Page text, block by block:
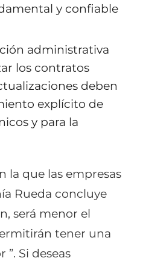
y confiable
administrativa
los contratos
deben
explícito de
y para la
la que las empresas
Rueda concluye
será menor el
tener una
Si deseas